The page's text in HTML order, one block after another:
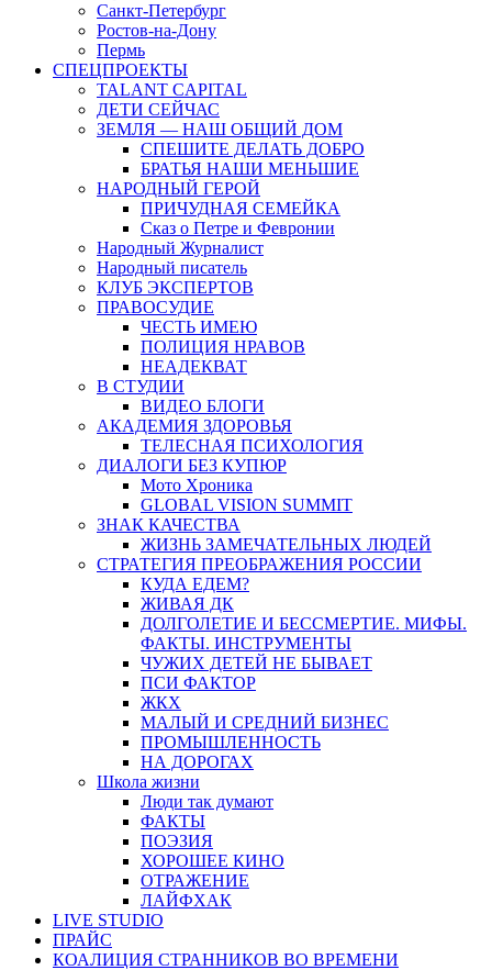
Санкт-Петербург
Ростов-на-Дону
Пермь
СПЕЦПРОЕКТЫ
TALANT CAPITAL
ДЕТИ СЕЙЧАС
ЗЕМЛЯ — НАШ ОБЩИЙ ДОМ
СПЕШИТЕ ДЕЛАТЬ ДОБРО
БРАТЬЯ НАШИ МЕНЬШИЕ
НАРОДНЫЙ ГЕРОЙ
ПРИЧУДНАЯ СЕМЕЙКА
Сказ о Петре и Февронии
Народный Журналист
Народный писатель
КЛУБ ЭКСПЕРТОВ
ПРАВОСУДИЕ
ЧЕСТЬ ИМЕЮ
ПОЛИЦИЯ НРАВОВ
НЕАДЕКВАТ
В СТУДИИ
ВИДЕО БЛОГИ
АКАДЕМИЯ ЗДОРОВЬЯ
ТЕЛЕСНАЯ ПСИХОЛОГИЯ
ДИАЛОГИ БЕЗ КУПЮР
Мото Хроника
GLOBAL VISION SUMMIT
ЗНАК КАЧЕСТВА
ЖИЗНЬ ЗАМЕЧАТЕЛЬНЫХ ЛЮДЕЙ
СТРАТЕГИЯ ПРЕОБРАЖЕНИЯ РОССИИ
КУДА ЕДЕМ?
ЖИВАЯ ДК
ДОЛГОЛЕТИЕ И БЕССМЕРТИЕ. МИФЫ.
ФАКТЫ. ИНСТРУМЕНТЫ
ЧУЖИХ ДЕТЕЙ НЕ БЫВАЕТ
ПСИ ФАКТОР
ЖКХ
МАЛЫЙ И СРЕДНИЙ БИЗНЕС
ПРОМЫШЛЕННОСТЬ
НА ДОРОГАХ
Школа жизни
Люди так думают
ФАКТЫ
ПОЭЗИЯ
ХОРОШЕЕ КИНО
ОТРАЖЕНИЕ
ЛАЙФХАК
LIVE STUDIO
ПРАЙС
КОАЛИЦИЯ СТРАННИКОВ ВО ВРЕМЕНИ